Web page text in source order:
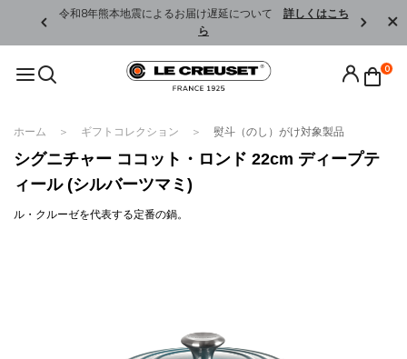
令和8年熊本地震によるお届け遅延について 詳しくはこち
ら
0
ホーム ギフトコレクション 熨斗（のし）がけ対象製品
シグニチャー ココット・ロンド 22cm ディープテ
ィール (シルバーツマミ)
ル・クルーゼを代表する定番の鍋。